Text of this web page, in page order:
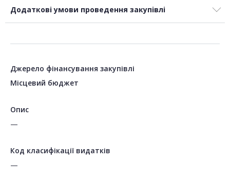
Додаткові умови проведення закупівлі
Джерело фінансування закупівлі
Місцевий бюджет
Опис
—
Код класифікації видатків
—